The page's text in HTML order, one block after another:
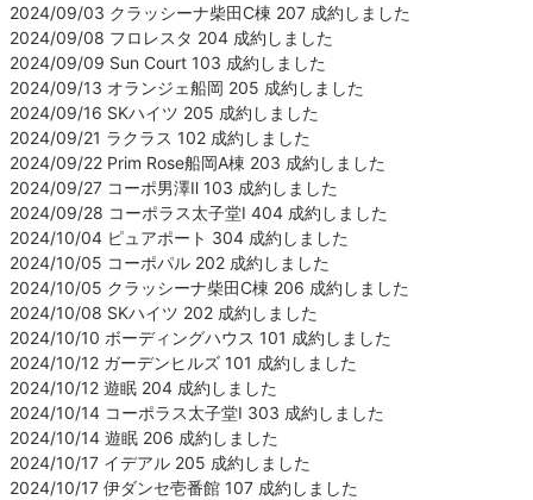
2024/09/03 クラッシーナ柴田C棟 207 成約しました
2024/09/08 フロレスタ 204 成約しました
2024/09/09 Sun Court 103 成約しました
2024/09/13 オランジェ船岡 205 成約しました
2024/09/16 SKハイツ 205 成約しました
2024/09/21 ラクラス 102 成約しました
2024/09/22 Prim Rose船岡A棟 203 成約しました
2024/09/27 コーポ男澤Ⅱ 103 成約しました
2024/09/28 コーポラス太子堂Ⅰ 404 成約しました
2024/10/04 ピュアポート 304 成約しました
2024/10/05 コーポパル 202 成約しました
2024/10/05 クラッシーナ柴田C棟 206 成約しました
2024/10/08 SKハイツ 202 成約しました
2024/10/10 ボーディングハウス 101 成約しました
2024/10/12 ガーデンヒルズ 101 成約しました
2024/10/12 遊眠 204 成約しました
2024/10/14 コーポラス太子堂Ⅰ 303 成約しました
2024/10/14 遊眠 206 成約しました
2024/10/17 イデアル 205 成約しました
2024/10/17 伊ダンセ壱番館 107 成約しました